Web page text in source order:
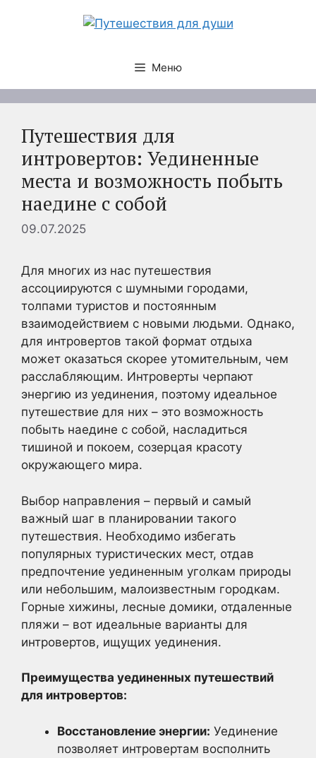
Меню
Путешествия для
интровертов: Уединенные
места и возможность побыть
наедине с собой
09.07.2025
Для многих из нас путешествия
ассоциируются с шумными городами,
толпами туристов и постоянным
взаимодействием с новыми людьми. Однако,
для интровертов такой формат отдыха
может оказаться скорее утомительным, чем
расслабляющим. Интроверты черпают
энергию из уединения, поэтому идеальное
путешествие для них – это возможность
побыть наедине с собой, насладиться
тишиной и покоем, созерцая красоту
окружающего мира.
Выбор направления – первый и самый
важный шаг в планировании такого
путешествия. Необходимо избегать
популярных туристических мест, отдав
предпочтение уединенным уголкам природы
или небольшим, малоизвестным городкам.
Горные хижины, лесные домики, отдаленные
пляжи – вот идеальные варианты для
интровертов, ищущих уединения.
Преимущества уединенных путешествий
для интровертов:
Восстановление энергии: Уединение
позволяет интровертам восполнить